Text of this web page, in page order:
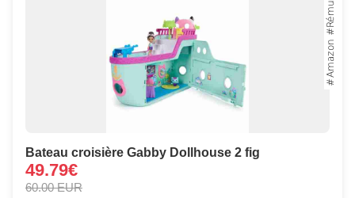
Bateau croisière Gabby Dollhouse 2 fig
49.79€
60.00 EUR